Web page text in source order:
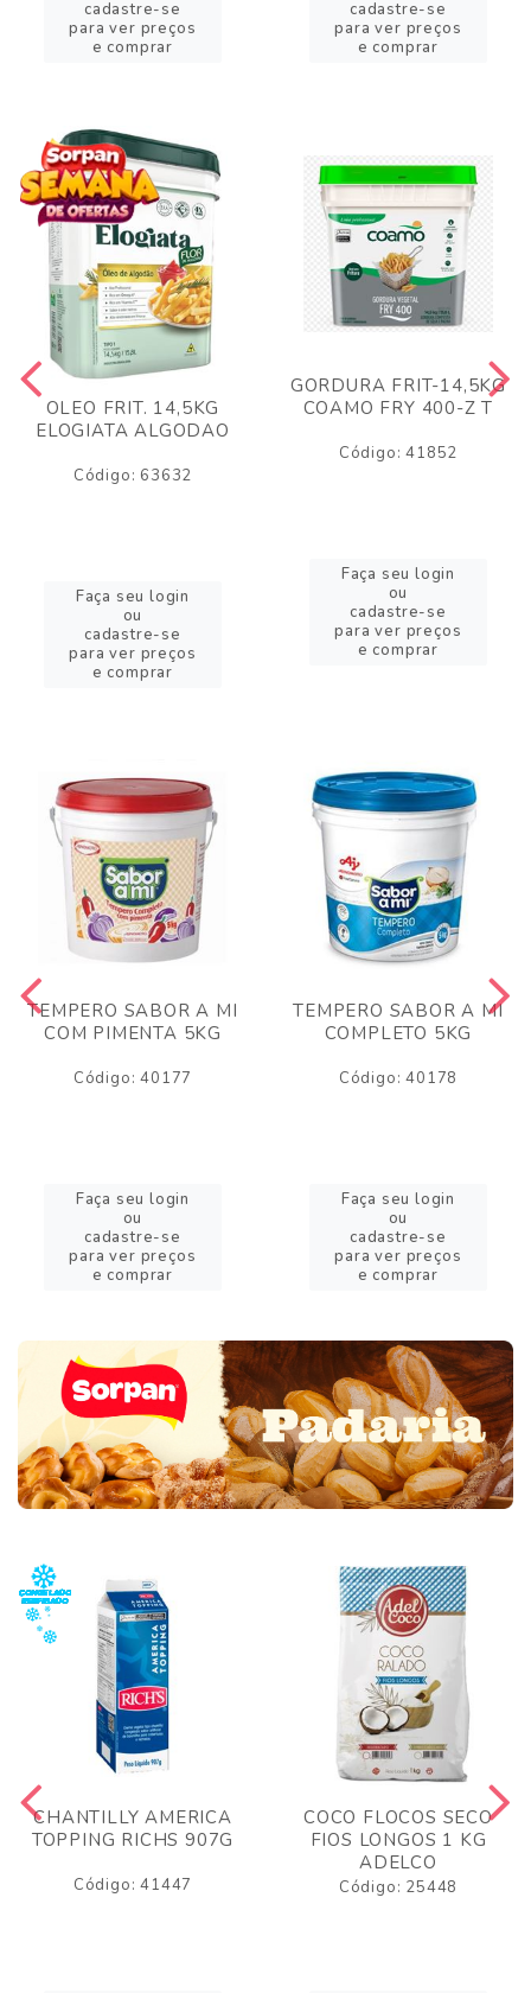
cadastre-se
para ver preços
e comprar
cadastre-se
para ver preços
e comprar
OLEO FRIT. 14,5KG
ELOGIATA ALGODAO
Código: 63632
Faça seu login
ou
cadastre-se
para ver preços
e comprar
GORDURA FRIT-14,5KG
COAMO FRY 400-Z T
Código: 41852
Faça seu login
ou
cadastre-se
para ver preços
e comprar
TEMPERO SABOR A MI
COM PIMENTA 5KG
Código: 40177
Faça seu login
ou
cadastre-se
para ver preços
e comprar
TEMPERO SABOR A MI
COMPLETO 5KG
Código: 40178
Faça seu login
ou
cadastre-se
para ver preços
e comprar
CHANTILLY AMERICA
TOPPING RICHS 907G
Código: 41447
COCO FLOCOS SECO
FIOS LONGOS 1 KG
ADELCO
Código: 25448